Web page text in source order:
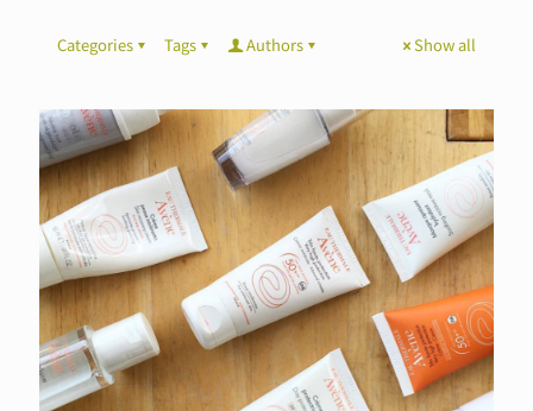
Categories Tags Authors Show all